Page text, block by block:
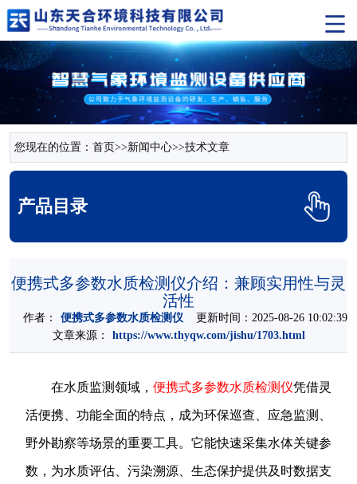
您现在的位置： 首页>>新闻中心>>技术文章
产品目录
便携式多参数水质检测仪介绍：兼顾实用性与灵
活性
作者： 便携式多参数水质检测仪更新时间：2025-08-26 10:02:39
文章来源：
https://www.thyqw.com/jishu/1703.html
在水质监测领域， 便携式多参数水质检测仪凭借灵
活便携、功能全面的特点，成为环保巡查、应急监测、
野外勘察等场景的重要工具。它能快速采集水体关键参
数，为水质评估、污染溯源、生态保护提供及时数据支